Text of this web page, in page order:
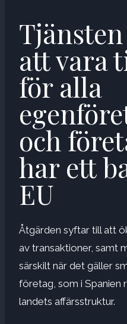
att vara
för alla
och
har ett
EU
Åtgärden syftar till att
av transaktioner, samt
särskilt när det gäller
företag, som i Spanien
landets affärsstruktur.